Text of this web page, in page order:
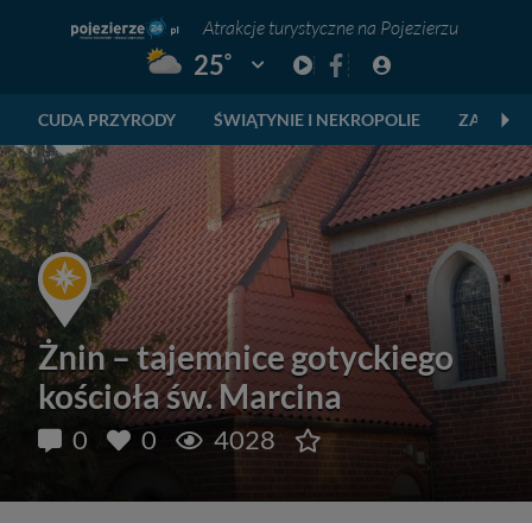
Atrakcje turystyczne na Pojezierzu
25° Pogoda: Gniezno
CUDA PRZYRODY ŚWIĄTYNIE I NEKROPOLIE ZABYTKI
Żnin – tajemnice gotyckiego
kościoła św. Marcina
0 0 4028